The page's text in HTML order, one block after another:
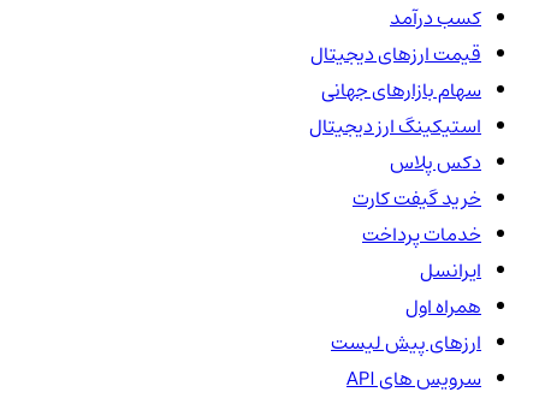
کسب درآمد
قیمت ارزهای دیجیتال
سهام بازارهای جهانی
استیکینگ ارز دیجیتال
دکس پلاس
خرید گیفت کارت
خدمات پرداخت
ایرانسل
همراه اول
ارزهای پیش لیست
سرویس های API